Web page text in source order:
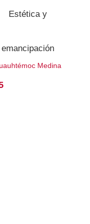
Estética y
emancipación
Medina